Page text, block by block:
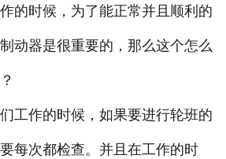
时候，为了能正常并且顺利的
动器是很重要的，那么这个怎么
作的时候，如果要进行轮班的
每次都检查。并且在工作的时